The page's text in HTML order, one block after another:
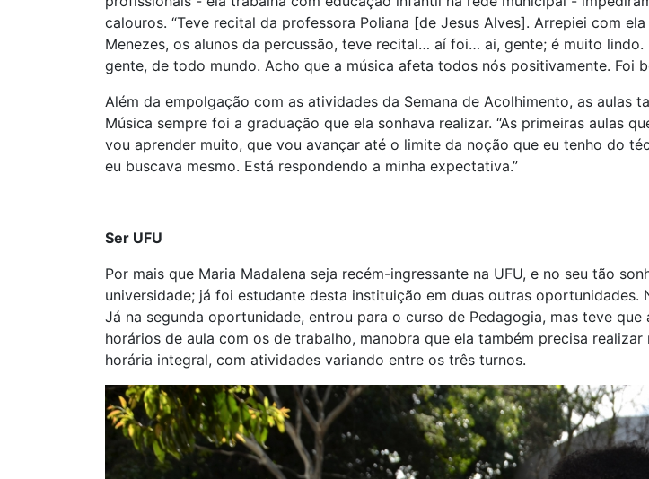
calouros. “Teve recital da professora Poliana [de Jesus Alves]. Arrepiei com
Menezes, os alunos da percussão, teve recital… aí foi… ai, gente; é muito
gente, de todo mundo. Acho que a música afeta todos nós positivamente. Foi
Além da empolgação com as atividades da Semana de Acolhimento, as aulas
Música sempre foi a graduação que ela sonhava realizar. “As primeiras aulas
vou aprender muito, que vou avançar até o limite da noção que eu tenho do
eu buscava mesmo. Está respondendo a minha expectativa.”
Ser UFU
Por mais que Maria Madalena seja recém-ingressante na UFU, e no seu tão
universidade; já foi estudante desta instituição em duas outras
Já na segunda oportunidade, entrou para o curso de Pedagogia, mas teve
horários de aula com os de trabalho, manobra que ela também precisa
horária integral, com atividades variando entre os três turnos.